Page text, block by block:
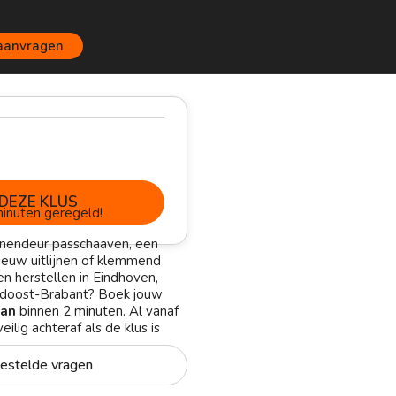
KLUS
geregeld!
passchaaven, een
uitlijnen of klemmend
herstellen in Eindhoven,
Brabant? Boek jouw
binnen 2 minuten. Al vanaf
achteraf als de klus is
vragen